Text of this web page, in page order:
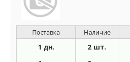
Поставка Наличие
1 дн. 2 шт.